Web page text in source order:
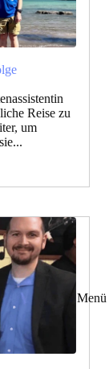
Menü
Reise zu
um